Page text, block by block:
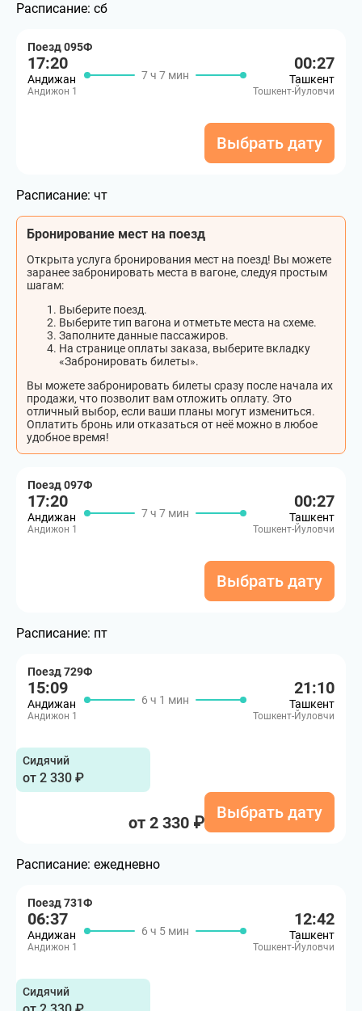
Расписание: сб
Поезд 095Ф
17:20
Андижан
Андижон 1
7 ч 7 мин
00:27
Ташкент
Тошкент-Йуловчи
Выбрать дату
Расписание: чт
Бронирование мест на поезд
Открыта услуга бронирования мест на поезд! Вы можете
заранее забронировать места в вагоне, следуя простым
шагам:
Выберите поезд.
Выберите тип вагона и отметьте места на схеме.
Заполните данные пассажиров.
На странице оплаты заказа, выберите вкладку
«Забронировать билеты».
Вы можете забронировать билеты сразу после начала их
продажи, что позволит вам отложить оплату. Это
отличный выбор, если ваши планы могут измениться.
Оплатить бронь или отказаться от неё можно в любое
удобное время!
Поезд 097Ф
17:20
Андижан
Андижон 1
7 ч 7 мин
00:27
Ташкент
Тошкент-Йуловчи
Выбрать дату
Расписание: пт
Поезд 729Ф
15:09
Андижан
Андижон 1
6 ч 1 мин
21:10
Ташкент
Тошкент-Йуловчи
Сидячий
от 2 330 ₽
от 2 330 ₽
Выбрать дату
Расписание: ежедневно
Поезд 731Ф
06:37
Андижан
Андижон 1
6 ч 5 мин
12:42
Ташкент
Тошкент-Йуловчи
Сидячий